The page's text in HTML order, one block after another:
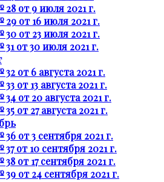
28 от 9 июля 2021 г.
29 от 16 июля 2021 г.
30 от 23 июля 2021 г.
31 от 30 июля 2021 г.
32 от 6 августа 2021 г.
33 от 13 августа 2021 г.
34 от 20 августа 2021 г.
35 от 27 августа 2021 г.
36 от 3 сентября 2021 г.
37 от 10 сентября 2021 г.
38 от 17 сентября 2021 г.
39 от 24 сентября 2021 г.